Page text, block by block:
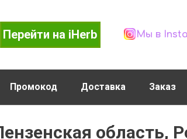
Перейти на iHerb Мы в
Промокод Доставка Заказ
область,